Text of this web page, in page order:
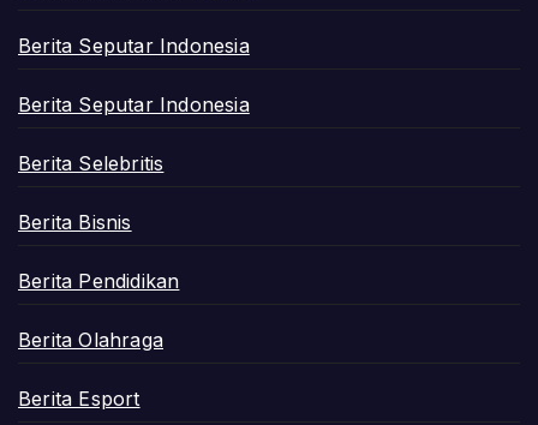
Berita Seputar Indonesia
Berita Seputar Indonesia
Berita Selebritis
Berita Bisnis
Berita Pendidikan
Berita Olahraga
Berita Esport